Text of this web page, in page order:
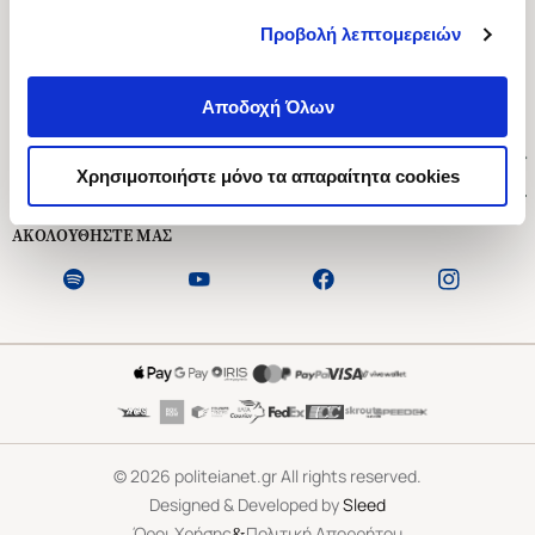
Προβολή λεπτομερειών
Αποδοχή Όλων
Χρησιμοποιήστε μόνο τα απαραίτητα cookies
Ασκληπιού 1-3, Αθήνα 106 79
Δευτέρα - Παρασκευή 09:00-21:00
Εξυπηρέτηση Πελατών
ΑΚΟΛΟΥΘΗΣΤΕ ΜΑΣ
©2026 politeianet.gr All rights reserved.
Designed & Developed bySleed